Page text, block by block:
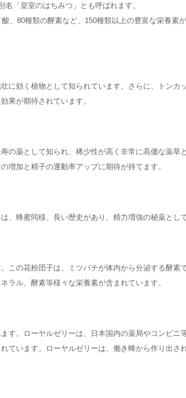
「皇室のはちみつ」とも呼ばれます。
、80種類の酵素など、150種類以上の豊富な栄養素
に効く植物として知られています。さらに、トンカ
果が期待されています。
の薬として知られ、稀少性が高く非常に高価な薬草
増加と精子の運動率アップに期待が持てます。
、蜂蜜同様、長い歴史があり、精力増強の秘薬とし
この花粉団子は、ミツバチが体内から分泌する酵素
ラル、酵素等様々な栄養素が含まれています。
す。ローヤルゼリーは、日本国内の薬局やコンビ
ています。ローヤルゼリーは、働き蜂から作り出さ